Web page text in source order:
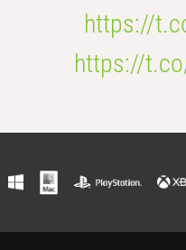
https://
https://